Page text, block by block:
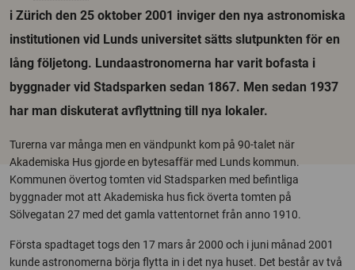
i Zürich den 25 oktober 2001 inviger den nya astronomiska
institutionen vid Lunds universitet sätts slutpunkten för en
lång följetong. Lundaastronomerna har varit bofasta i
byggnader vid Stadsparken sedan 1867. Men sedan 1937
har man diskuterat avflyttning till nya lokaler.
Turerna var många men en vändpunkt kom på 90-talet när
Akademiska Hus gjorde en bytesaffär med Lunds kommun.
Kommunen övertog tomten vid Stadsparken med befintliga
byggnader mot att Akademiska hus fick överta tomten på
Sölvegatan 27 med det gamla vattentornet från anno 1910.
Första spadtaget togs den 17 mars år 2000 och i juni månad 2001
kunde astronomerna börja flytta in i det nya huset. Det består av två